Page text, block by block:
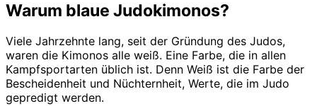
Warum blaue Judokimonos?
Viele Jahrzehnte lang, seit der Gründung des Judos,
waren die Kimonos alle weiß. Eine Farbe, die in allen
Kampfsportarten üblich ist. Denn Weiß ist die Farbe der
Bescheidenheit und Nüchternheit, Werte, die im Judo
gepredigt werden.